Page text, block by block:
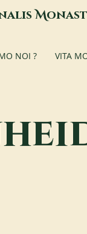
M
NOI ? VITA